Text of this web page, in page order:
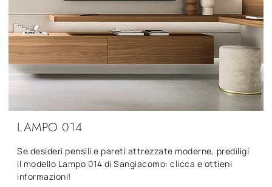
LAMPO 014
Se desideri pensili e pareti attrezzate moderne, prediligi
il modello Lampo 014 di Sangiacomo: clicca e ottieni
informazioni!